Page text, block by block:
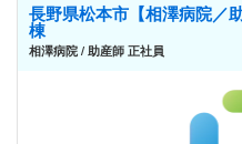
長野県松本市【相澤病院／
棟
相澤病院 / 助産師 正社員